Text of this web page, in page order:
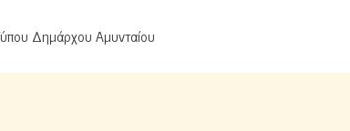
Δημάρχου Αμυνταίου